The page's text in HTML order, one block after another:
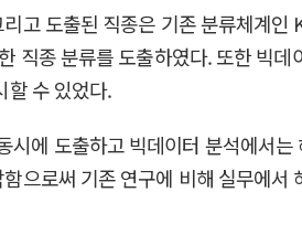
도출된 직종은 기존 분류체계인
직종 분류를 도출하였다. 또한 빅데
할 수 있었다.
에 도출하고 빅데이터 분석에서는
으로써 기존 연구에 비해 실무에서